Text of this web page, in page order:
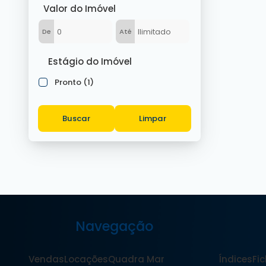
Valor do Imóvel
De Até
Estágio do Imóvel
Pronto (1)
Buscar Limpar
Navegação
VendasLocaçõesQuadra Mar Índices